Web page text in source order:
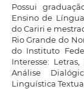
Possui
Ensino de
do Cariri e
Rio Grande do
do Instituto
Interesse:
Análise
Linguística